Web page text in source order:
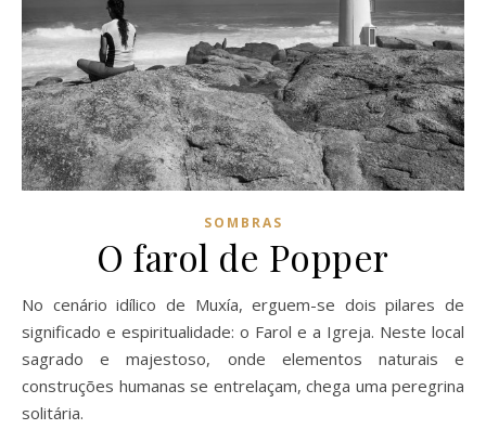
SOMBRAS
O farol de Popper
No cenário idílico de Muxía, erguem-se dois pilares de
significado e espiritualidade: o Farol e a Igreja. Neste local
sagrado e majestoso, onde elementos naturais e
construções humanas se entrelaçam, chega uma peregrina
solitária.